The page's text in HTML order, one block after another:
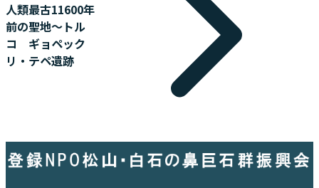
人類最古11600年
前の聖地～トル
コ ギョペック
リ・テペ遺跡